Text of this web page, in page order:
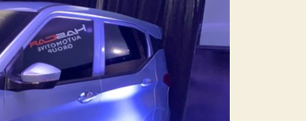
IIMS
2025